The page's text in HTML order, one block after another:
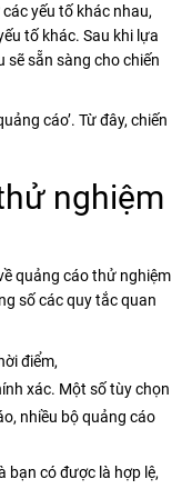
yếu tố khác nhau,
tố khác. Sau khi lựa
sẽ sẵn sàng cho chiến
cáo’. Từ đây, chiến
nghiệm
quảng cáo thử nghiệm
số các quy tắc quan
điểm,
xác. Một số tùy chọn
nhiều bộ quảng cáo
bạn có được là hợp lệ,